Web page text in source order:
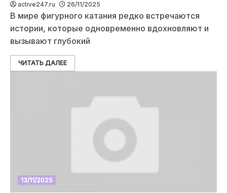
active247.ru 26/11/2025
В мире фигурного катания редко встречаются
истории, которые одновременно вдохновляют и
вызывают глубокий
ЧИТАТЬ ДАЛЕЕ
13/11/2025